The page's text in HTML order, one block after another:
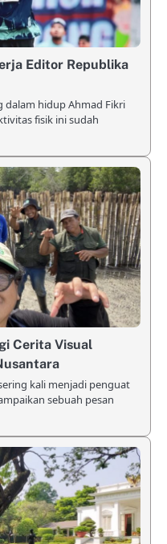
Editor Republika
dalam hidup Ahmad Fikri
fisik ini sudah
Cerita Visual
kali menjadi penguat
sebuah pesan